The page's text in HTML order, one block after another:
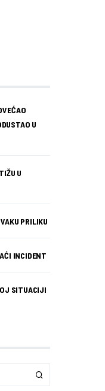
U
U
PRILIKU
INCIDENT
SITUACIJI